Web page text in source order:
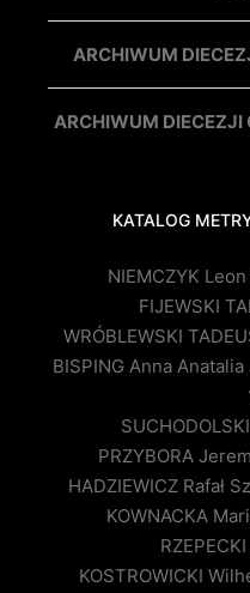
ARCHIWUM
ARCHIWUM
KATALOG
NIEMCZYK
FIJEWSKI
WRÓBLEWSKI
BISPING Anna
PRZYBORA
HADZIEWICZ Rafał
KOWNACKA
KOSTROWICKI